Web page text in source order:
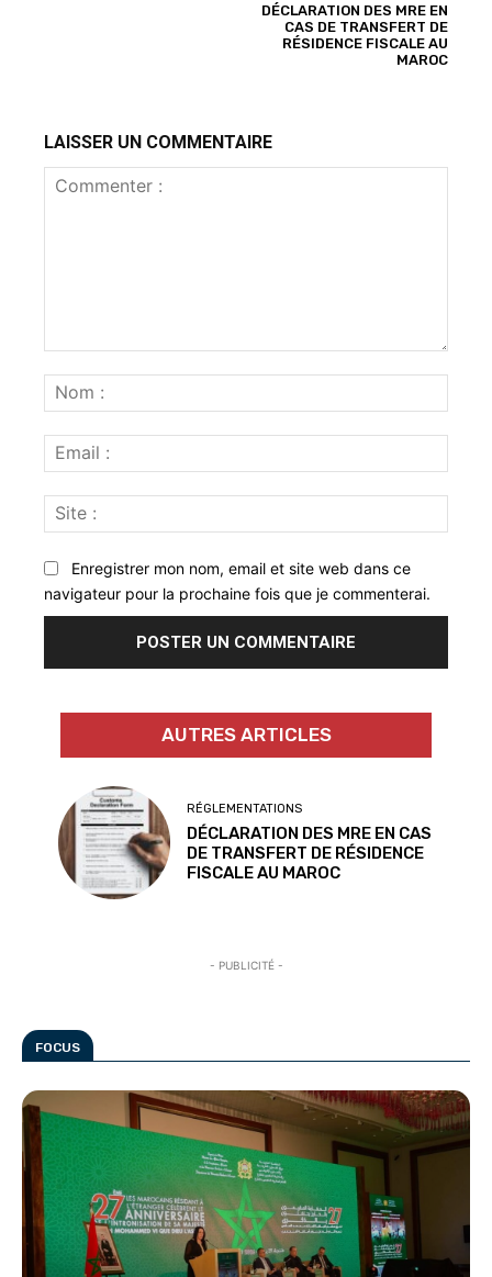
DÉCLARATION DES MRE EN
CAS DE TRANSFERT DE
RÉSIDENCE FISCALE AU
MAROC
LAISSER UN COMMENTAIRE
:
:
:
Enregistrer mon nom, email et site web dans ce
navigateur pour la prochaine fois que je commenterai.
AUTRES ARTICLES
RÉGLEMENTATIONS
DÉCLARATION DES MRE EN CAS
DE TRANSFERT DE RÉSIDENCE
FISCALE AU MAROC
- PUBLICITÉ -
FOCUS